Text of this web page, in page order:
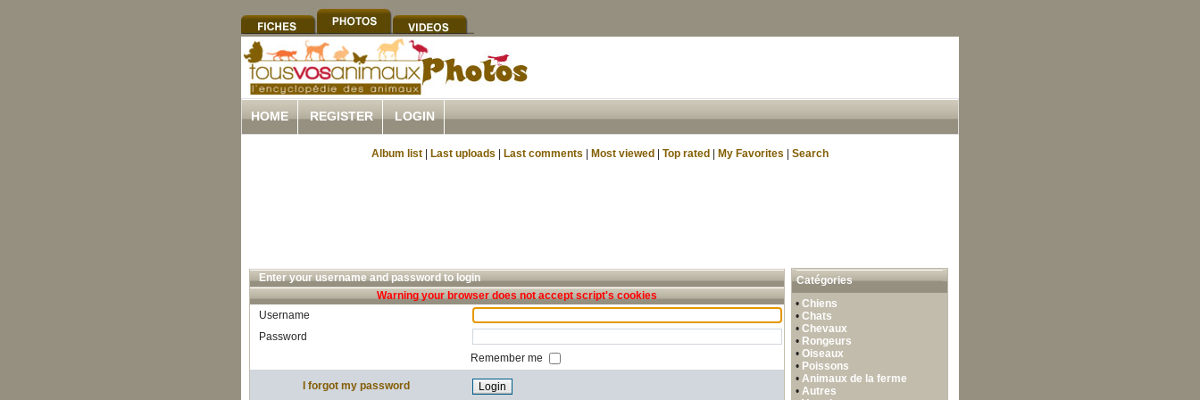
HOME REGISTER LOGIN
Album list Last uploads Last comments Most viewed Top rated My Favorites Search
Enter your username and password to login
Warning your browser does not accept script's cookies
Username
Password
Remember me
I forgot my password
Catégories
•Chiens
•Chats
•Chevaux
• Rongeurs
•Oiseaux
• Poissons
• Animaux de la ferme
• Autres